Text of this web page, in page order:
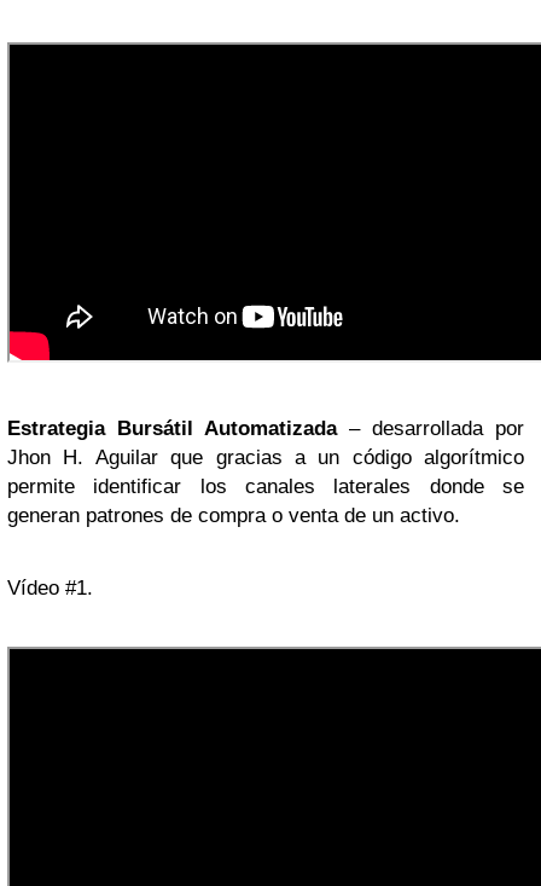
Estrategia Bursátil Automatizada– desarrollada por
Jhon H. Aguilar que gracias a un código algorítmico
permite identificar los canales laterales donde se
generan patrones de compra o venta de un activo.
Vídeo #1.